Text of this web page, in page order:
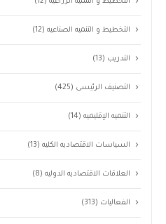
التخطيط و التنميه الصناعيه(12)
التدريب (13)
التصنيف الرئيسى (425)
التنميه الإقليميه(14)
السياسات الاقتصاديه الكليه(13)
العلاقات الاقتصاديه الدوليه(8)
الفعاليات (313)